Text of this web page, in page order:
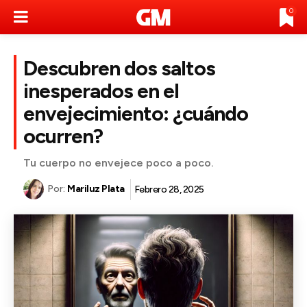
0
Descubren dos saltos
inesperados en el
envejecimiento: ¿cuándo
ocurren?
Tu cuerpo no envejece poco a poco.
Por: Mariluz Plata Febrero 28, 2025